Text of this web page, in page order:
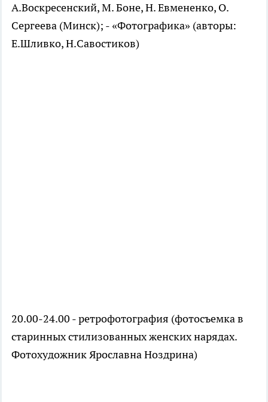
А.Воскресенский, М. Боне, Н. Евмененко, О.
Сергеева (Минск); - «Фотографика» (авторы:
Е.Шливко, Н.Савостиков)
20.00-24.00 - ретрофотография (фотосъемка в
старинных стилизованных женских нарядах.
Фотохудожник Ярославна Ноздрина)